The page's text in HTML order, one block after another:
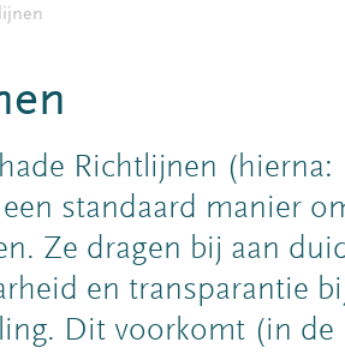
Richtlijnen
standaard manier
Ze dragen bij aan
en transparantie
Dit voorkomt (in de